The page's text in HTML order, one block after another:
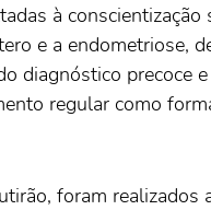
à conscientização
e a endometriose,
diagnóstico precoce
regular como
foram realizados